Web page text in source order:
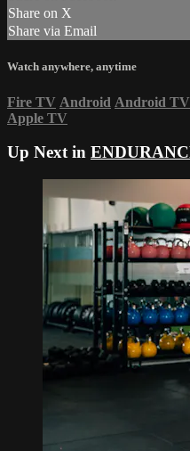
Share on X
Share via Email
Watch anywhere, anytime
Fire TV Android Android TV
Apple TV
Up Next in